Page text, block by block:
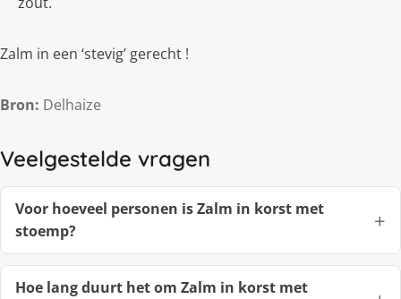
Zalm in een ‘stevig’ gerecht !
Bron: Delhaize
Veelgestelde vragen
Voor hoeveel personen is Zalm in korst met
stoemp?
Hoe lang duurt het om Zalm in korst met